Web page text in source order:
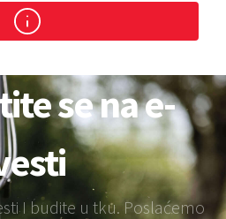
se na e-
I budite u tku. Poslaćemo